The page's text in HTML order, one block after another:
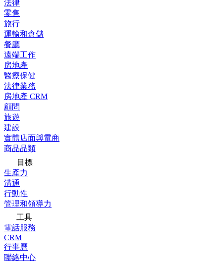
法律
零售
旅行
運輸和倉儲
餐廳
遠端工作
房地產
醫療保健
法律業務
房地產 CRM
顧問
旅遊
建設
實體店面與電商
商品品類
目標
生產力
溝通
行動性
管理和領導力
工具
電話服務
CRM
行事曆
聯絡中心